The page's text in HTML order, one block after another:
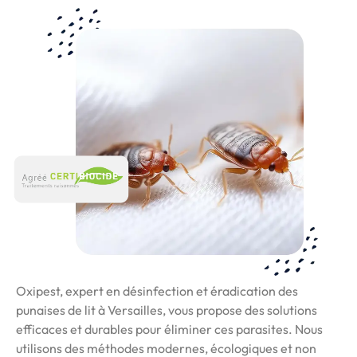
Oxipest, expert en désinfection et éradication des
punaises de lit à Versailles, vous propose des solutions
efficaces et durables pour éliminer ces parasites. Nous
utilisons des méthodes modernes, écologiques et non